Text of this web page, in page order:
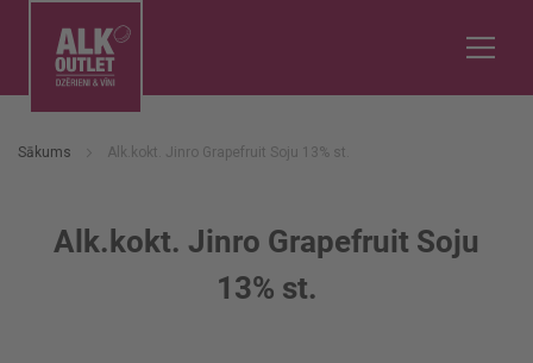
Sākums Alk.kokt. Jinro Grapefruit Soju 13% st.
Alk.kokt. Jinro Grapefruit Soju
13% st.